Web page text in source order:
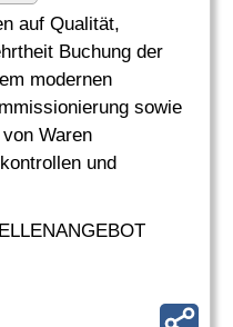
auf Qualität,
Buchung der
modernen
sowie
Waren
und